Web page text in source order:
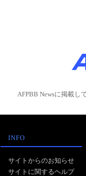
AFPBB Newsに掲載し
INFO
サイトからのお知らせ
サイトに関するヘルプ